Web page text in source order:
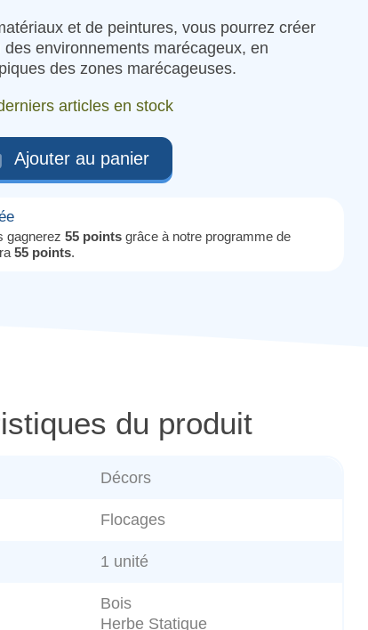
et de peintures, vous pourrez créer
environnements marécageux, en
des zones marécageuses.
articles en stock
Ajouter au panier
gagnerez 55 points grâce à notre programme de
55 points.
du produit
Décors
Flocages
1 unité
Bois
Herbe Statique